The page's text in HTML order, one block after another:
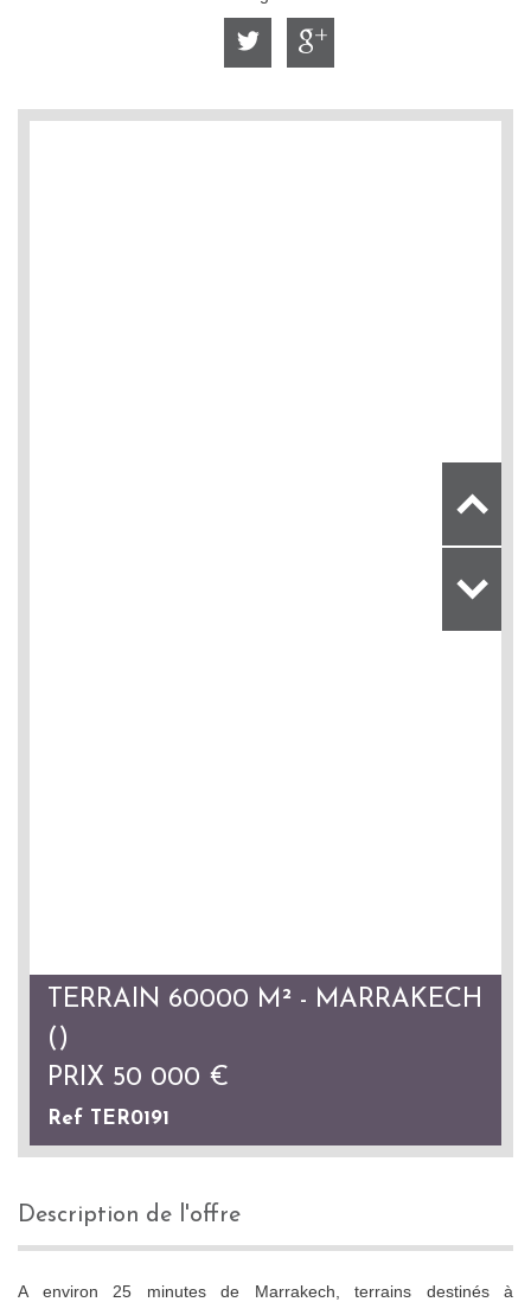
TERRAIN 60000 M² - MARRAKECH
()
PRIX 50 000 €
Ref TER0191
description de l'offre
A environ 25 minutes de Marrakech, terrains destinés à